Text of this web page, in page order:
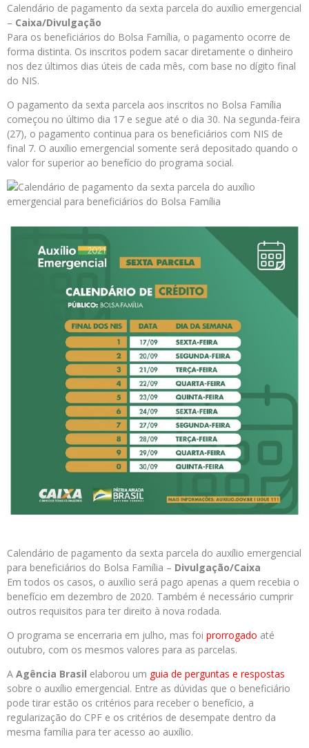
Calendário de pagamento da sexta parcela do auxílio emergencial
– Caixa/Divulgação
Para os beneficiários do Bolsa Família, o pagamento ocorre de
forma distinta. Os inscritos podem sacar diretamente o dinheiro
nos dez últimos dias úteis de cada mês, com base no dígito final
do NIS.
O pagamento da sexta parcela aos inscritos no Bolsa Família
começou no último dia 17 e segue até o dia 30. Na segunda-feira
(27), o pagamento continua para os beneficiários com NIS de
final 7. O auxílio emergencial somente será depositado quando o
valor for superior ao benefício do programa social.
Calendário de pagamento da sexta parcela do auxílio emergencial
para beneficiários do Bolsa Família – Divulgação/Caixa
Em todos os casos, o auxílio será pago apenas a quem recebia o
benefício em dezembro de 2020. Também é necessário cumprir
outros requisitos para ter direito à nova rodada.
O programa se encerraria em julho, mas foi prorrogado até
outubro, com os mesmos valores para as parcelas.
A Agência Brasil elaborou um guia de perguntas e respostas
sobre o auxílio emergencial. Entre as dúvidas que o beneficiário
pode tirar estão os critérios para receber o benefício, a
regularização do CPF e os critérios de desempate dentro da
mesma família para ter acesso ao auxílio.